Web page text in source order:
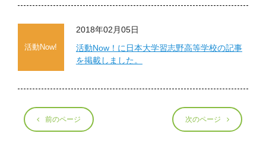
活動Now!
2018年02月05日
活動Now！に日本大学習志野高等学校の記事
を掲載しました。
前のページ 次のページ